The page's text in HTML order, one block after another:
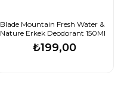
Blade Mountain Fresh Water &
Nature Erkek Deodorant 150Ml
₺199,00